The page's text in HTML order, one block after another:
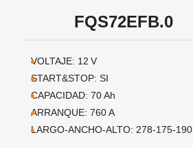
FQS72EFB.0
VOLTAJE: 12 V
START&STOP: SI
CAPACIDAD: 70Ah
ARRANQUE: 760A
LARGO-ANCHO-ALTO: 278-175-190